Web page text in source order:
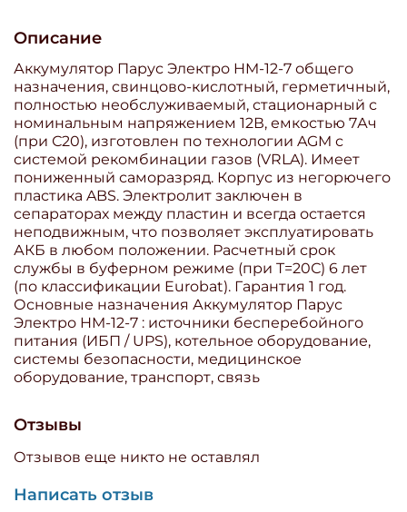
Описание
Аккумулятор Парус Электро HM-12-7 общего
назначения, свинцово-кислотный, герметичный,
полностью необслуживаемый, стационарный с
номинальным напряжением 12В, емкостью 7Ач
(при С20), изготовлен по технологии AGM с
системой рекомбинации газов (VRLA). Имеет
пониженный саморазряд. Корпус из негорючего
пластика ABS. Электролит заключен в
сепараторах между пластин и всегда остается
неподвижным, что позволяет эксплуатировать
АКБ в любом положении. Расчетный срок
службы в буферном режиме (при T=20С) 6 лет
(по классификации Eurobat). Гарантия 1 год.
Основные назначения Аккумулятор Парус
Электро HM-12-7 : источники бесперебойного
питания (ИБП / UPS), котельное оборудование,
системы безопасности, медицинское
оборудование, транспорт, связь
Отзывы
Отзывов еще никто не оставлял
Написать отзыв